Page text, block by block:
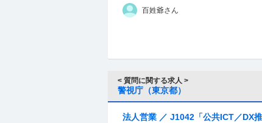
百姓爺さん
< 質問に関する求人 >
警視庁（東京都）
法人営業 ／ J1042「公共ICT／DX